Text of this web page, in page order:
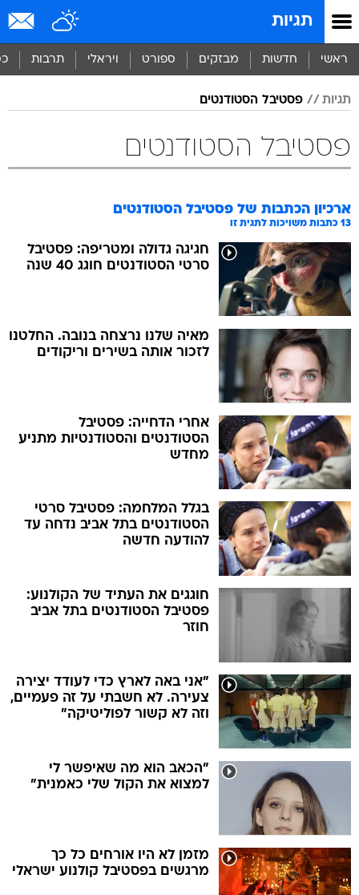
תגיות
ראשי חדשות מבזקים ספורט ויראלי תרבות
תגיות פסטיבל הסטודנטים
פסטיבל הסטודנטים
ארכיון הכתבות של פסטיבל הסטודנטים
13 כתבות משויכות לתגית זו
חגיגה גדולה ומטריפה: פסטיבל
סרטי הסטודנטים חוגג 40 שנה
מאיה שלנו נרצחה בנובה. החלטנו
לזכור אותה בשירים וריקודים
אחרי הדחייה: פסטיבל
הסטודנטים והסטודנטיות מתניע
מחדש
בגלל המלחמה: פסטיבל סרטי
הסטודנטים בתל אביב נדחה עד
להודעה חדשה
חוגגים את העתיד של הקולנוע:
פסטיבל הסטודנטים בתל אביב
חוזר
"אני באה לארץ כדי לעודד יצירה
צעירה. לא חשבתי על זה פעמיים,
וזה לא קשור לפוליטיקה"
"הכאב הוא מה שאיפשר לי
למצוא את הקול שלי כאמנית"
מזמן לא היו אורחים כל כך
מרגשים בפסטיבל קולנוע ישראלי